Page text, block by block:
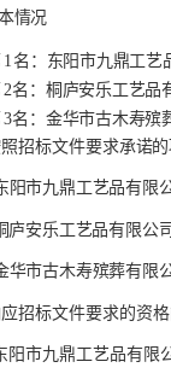
情况
1 名：东阳市九鼎工艺
2名：桐庐安乐工艺品
3名：金华市古木寿殡
招标文件要求承诺
阳市九鼎工艺品有限
庐安乐工艺品有限公
华市古木寿殡葬有限
招标文件要求的资
阳市九鼎工艺品有限